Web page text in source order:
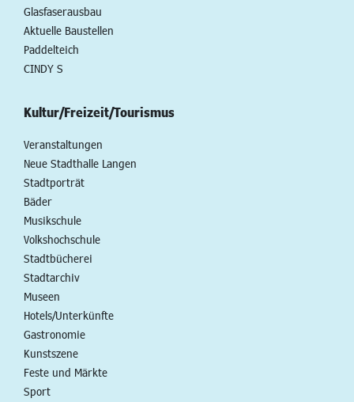
Glasfaserausbau
Aktuelle Baustellen
Paddelteich
CINDY S
Kultur/Freizeit/Tourismus
Veranstaltungen
Neue Stadthalle Langen
Stadtporträt
Bäder
Musikschule
Volkshochschule
Stadtbücherei
Stadtarchiv
Museen
Hotels/Unterkünfte
Gastronomie
Kunstszene
Feste und Märkte
Sport